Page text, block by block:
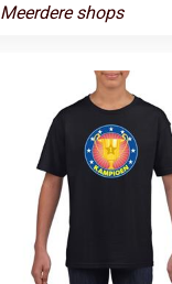
Meerdere shops